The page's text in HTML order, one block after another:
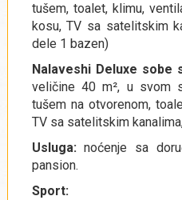
tušem, toalet, klimu,
kosu, TV sa satelitskim
dele 1 bazen)
Nalaveshi Deluxe sobe
veličine 40 m², u svom
tušem na otvorenom,
TV sa satelitskim
Usluga:noćenje sa
pansion.
Sport: